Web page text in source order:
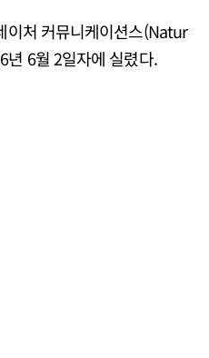
이처 커뮤니케이션스(Natur
6월 2일자에 실렸다.